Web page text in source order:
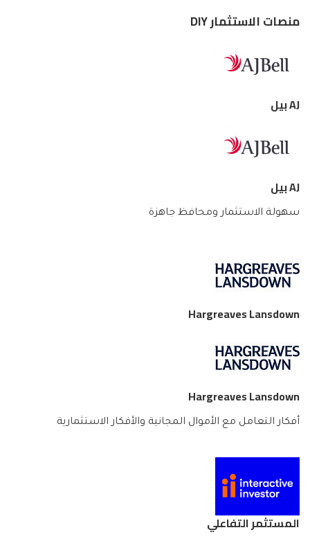
منصات الاستثمار DIY
AJ بيل
AJ بيل
سهولة الاستثمار ومحافظ جاهزة
Hargreaves Lansdown
Hargreaves Lansdown
أفكار التعامل مع الأموال المجانية والأفكار الاستثمارية
المستثمر التفاعلي